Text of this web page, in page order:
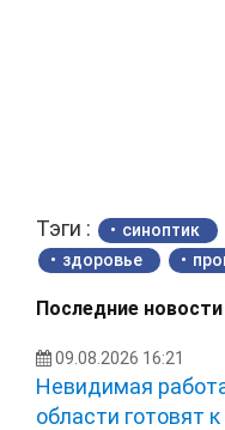
Тэги : синоптик
здоровье
Последние новости
09.08.2026 16:21
Невидимая
области готовят